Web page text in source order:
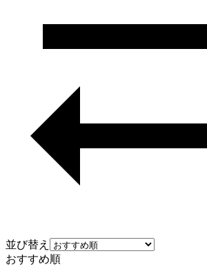
並び替え
おすすめ順